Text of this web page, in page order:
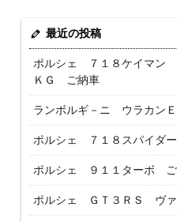
最近の投稿
ポルシェ ７１８ケイマン
ＫＧ ご納車
ランボルギ－ニ ウラカン
ポルシェ ７１８スパイダ
ポルシェ ９１１ターボ ご
ポルシェ ＧＴ３ＲＳ ヴ